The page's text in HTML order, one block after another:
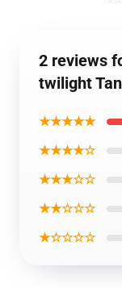
2 reviews
twilight
★★★★★
★★★★☆
★★★☆☆
★★☆☆☆
★☆☆☆☆